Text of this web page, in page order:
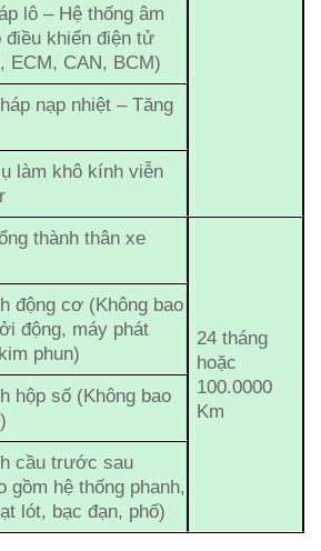
lô – Hệ thống âm
điều khiển điện tử
ECM, CAN, BCM)
nạp nhiệt – Tăng
làm khô kính viễn
thành thân xe
24 tháng
hoặc
100.0000
Km
động cơ (Không bao
động, máy phát
phun)
hộp số (Không bao
cầu trước sau
gồm hệ thống phanh,
lót, bạc đạn, phố)